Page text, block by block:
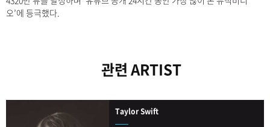
오’에 등극했다.
관련 ARTIST
Taylor Swift